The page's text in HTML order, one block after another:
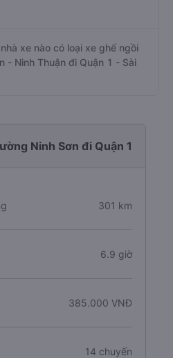
xe nào có loại xe ghế ngồi
- Ninh Thuận đi Quận 1 - Sài
Ninh Sơn đi Quận 1
301 km
6.9 giờ
385.000 VNĐ
14 chuyến